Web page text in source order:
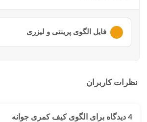
فایل الگوی پرینتی و لیزری
نظرات کاربران
4 دیدگاه برای الگوی کیف کمری جوانه